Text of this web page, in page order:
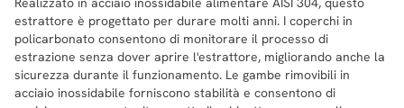
estrattore è progettato per durare molti anni. I coperchi in
policarbonato consentono di monitorare il processo di
estrazione senza dover aprire l'estrattore, migliorando anche la
sicurezza durante il funzionamento. Le gambe rimovibili in
acciaio inossidabile forniscono stabilità e consentono di